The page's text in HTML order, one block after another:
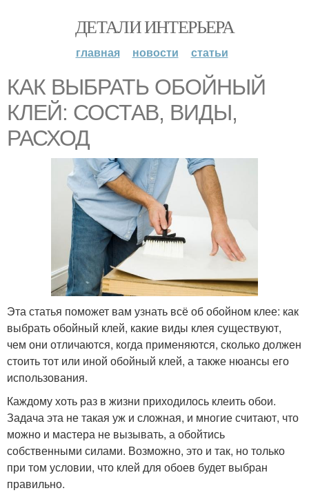
ДЕТАЛИ ИНТЕРЬЕРА
главная новости статьи
КАК ВЫБРАТЬ ОБОЙНЫЙ
КЛЕЙ: СОСТАВ, ВИДЫ,
РАСХОД
Эта статья поможет вам узнать всё об обойном клее: как
выбрать обойный клей, какие виды клея существуют,
чем они отличаются, когда применяются, сколько должен
стоить тот или иной обойный клей, а также нюансы его
использования.
Каждому хоть раз в жизни приходилось клеить обои.
Задача эта не такая уж и сложная, и многие считают, что
можно и мастера не вызывать, а обойтись
собственными силами. Возможно, это и так, но только
при том условии, что клей для обоев будет выбран
правильно.